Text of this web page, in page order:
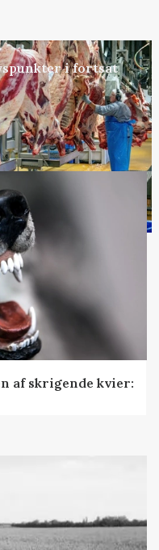
i fortsat
af skrigende kvier: